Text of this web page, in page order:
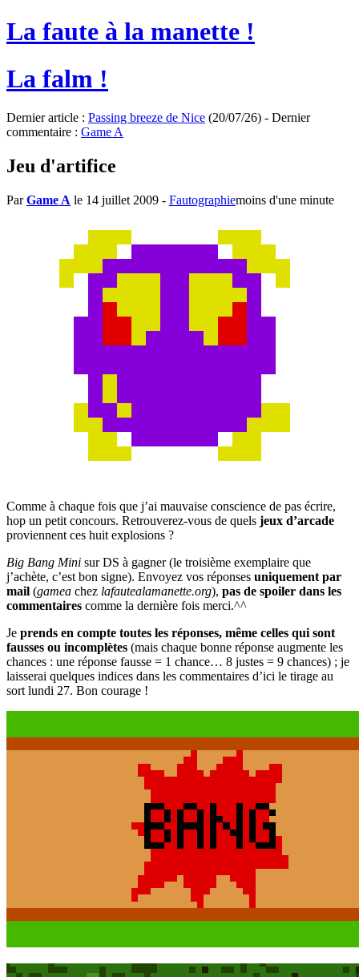
La faute à la manette !
La falm !
Dernier article : Passing breeze de Nice (20/07/26) - Dernier
commentaire : Game A
Jeu d'artifice
ParGame A le 14 juillet 2009 - Fautographiemoins d'une minute
Comme à chaque fois que j’ai mauvaise conscience de pas écrire,
hop un petit concours. Retrouverez-vous de quels jeux d’arcade
proviennent ces huit explosions ?
Big Bang Mini sur DS à gagner (le troisième exemplaire que
j’achète, c’est bon signe). Envoyez vos réponses uniquement par
mail (gamea chez lafautealamanette.org), pas de spoiler dans les
commentaires comme la dernière fois merci.^^
Je prends en compte toutes les réponses, même celles qui sont
fausses ou incomplètes (mais chaque bonne réponse augmente les
chances : une réponse fausse = 1 chance… 8 justes = 9 chances) ; je
laisserai quelques indices dans les commentaires d’ici le tirage au
sort lundi 27. Bon courage !